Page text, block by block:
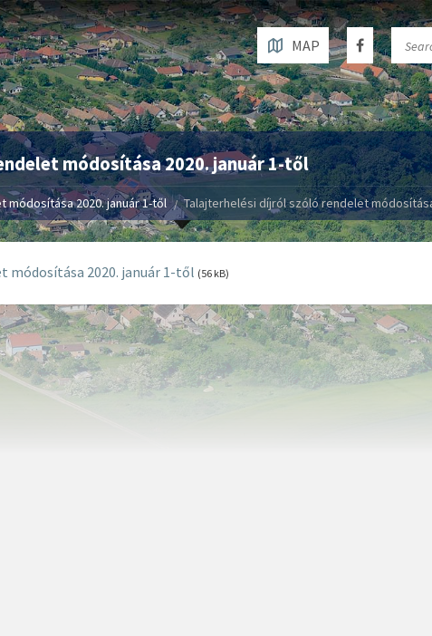
MAP
módosítása 2020. január 1-től
2020. január 1-től Talajterhelési díjról szóló rendelet
módosítása 2020. január 1-től (56 kB)